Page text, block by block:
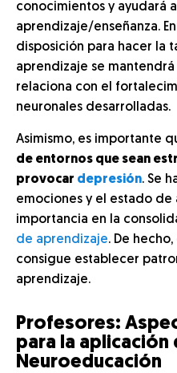
conocimientos y ayudará
aprendizaje/enseñanza.
disposición para hacer la
aprendizaje se
relaciona con el
neuronales desarrolladas.
Asimismo, es importante
de entornos que sean
provocar depresión. Se
emociones y el estado de
importancia en la
de aprendizaje. De
consigue establecer
aprendizaje.
Profesores:
para la aplicación
Neuroeducación